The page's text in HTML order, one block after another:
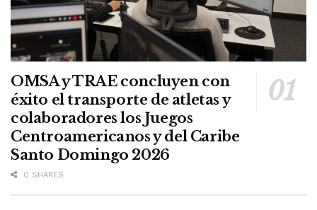
OMSA y TRAE concluyen con
éxito el transporte de atletas y
colaboradores los Juegos
Centroamericanos y del Caribe
Santo Domingo 2026
0 SHARES